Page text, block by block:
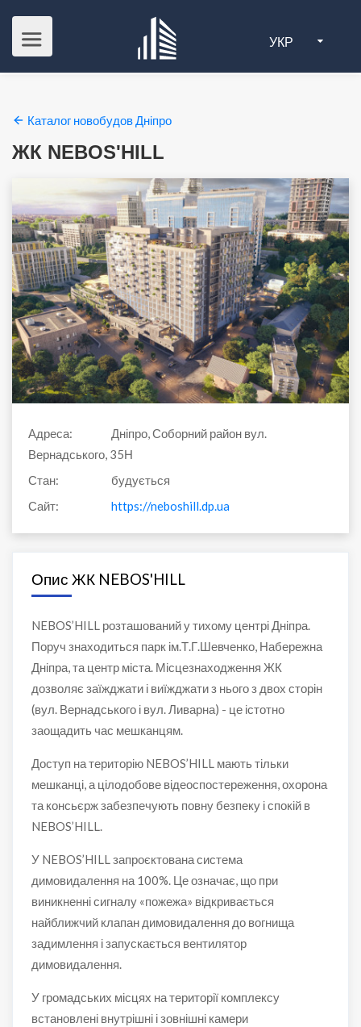
УКР
Каталог новобудов Дніпро
ЖК NEBOS'HILL
Адреса:
Дніпро, Соборний район вул.
Вернадського, 35Н
Стан:
будується
Сайт:
https://neboshill.dp.ua
Опис ЖК NEBOS'HILL
NEBOS’HILL розташований у тихому центрі Дніпра.
Поруч знаходиться парк ім.Т.Г.Шевченко, Набережна
Дніпра, та центр міста. Місцезнаходження ЖК
дозволяє заїжджати і виїжджати з нього з двох сторін
(вул. Вернадського і вул. Ливарна) - це істотно
заощадить час мешканцям.
Доступ на територію NEBOS’HILL мають тільки
мешканці, а цілодобове відеоспостереження, охорона
та консьєрж забезпечують повну безпеку і спокій в
NEBOS’HILL.
У NEBOS’HILL запроєктована система
димовидалення на 100%. Це означає, що при
виникненні сигналу «пожежа» відкривається
найближчий клапан димовидалення до вогнища
задимлення і запускається вентилятор
димовидалення.
У громадських місцях на території комплексу
встановлені внутрішні і зовнішні камери